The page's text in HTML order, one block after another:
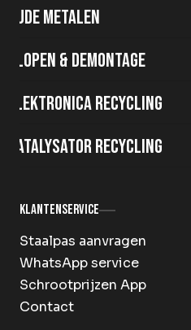
Oude metalen
Slopen & demontage
Elektronica recycling
Katalysator recycling
Klantenservice
Staalpas aanvragen
WhatsApp service
Schrootprijzen App
Contact